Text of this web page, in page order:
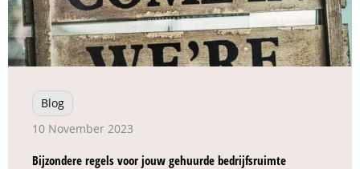
Blog
10 November 2023
Bijzondere regels voor jouw gehuurde bedrijfsruimte